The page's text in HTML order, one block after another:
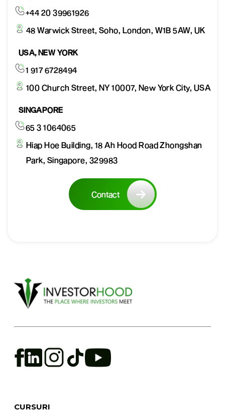
+44 20 39961926
48 Warwick Street, Soho, London, W1B 5AW, UK
USA, NEW YORK
1 917 6728494
100 Church Street, NY 10007, New York City, USA
SINGAPORE
65 3 1064065
Hiap Hoe Building, 18 Ah Hood Road Zhongshan
Park, Singapore, 329983
Contact
CURSURI